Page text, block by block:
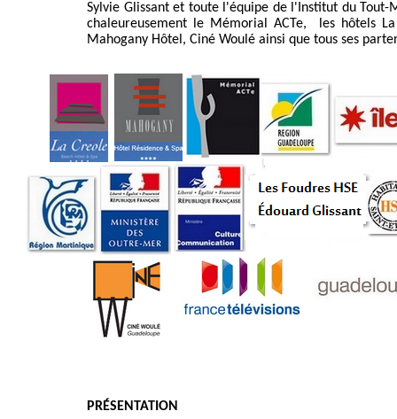
PRÉSENTATION
Sylvie Glissant et toute l'équipe de l'Institut du Tout-
chaleureusement le Mémorial ACTe, les hôtels
Mahogany Hôtel, Ciné Woulé ainsi que tous ses